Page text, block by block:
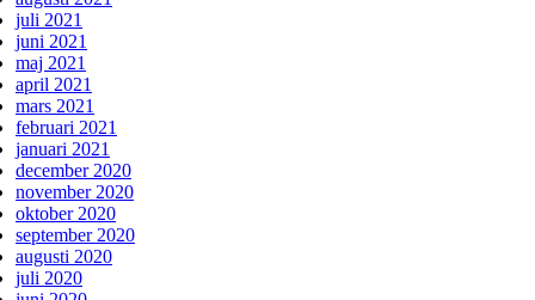
juli 2021
juni 2021
maj 2021
april 2021
mars 2021
februari 2021
januari 2021
december 2020
november 2020
oktober 2020
september 2020
augusti 2020
juli 2020